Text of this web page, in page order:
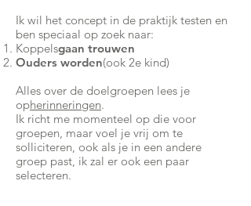
Ik wil het concept in de praktijk testen en
ben speciaal op zoek naar:
Koppelsgaan trouwen
Ouders worden(ook 2e kind)
Alles over de doelgroepen lees je
opherinneringen.
Ik richt me momenteel op die voor
groepen, maar voel je vrij om te
solliciteren, ook als je in een andere
groep past, ik zal er ook een paar
selecteren.